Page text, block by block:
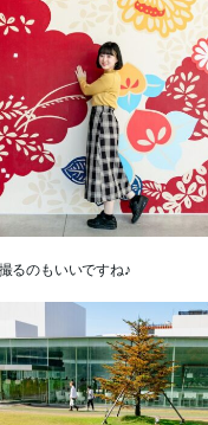
るのもいいですね♪